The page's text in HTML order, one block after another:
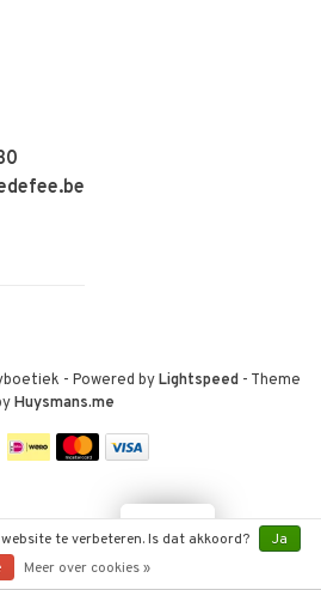
- Powered byLightspeed- Theme
Huysmans.me
te verbeteren. Is dat akkoord?
Ja
Meer over cookies »